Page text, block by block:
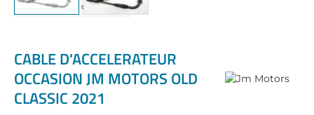
the
beginning
of
the
images
CABLE D'ACCELERATEUR
OCCASION JM MOTORS OLD
CLASSIC 2021